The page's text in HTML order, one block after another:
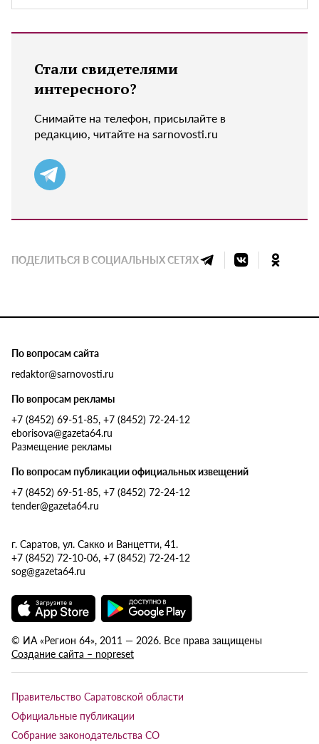
Стали свидетелями
интересного?
Снимайте на телефон, присылайте в
редакцию, читайте на sarnovosti.ru
ПОДЕЛИТЬСЯ В СОЦИАЛЬНЫХ СЕТЯХ
По вопросам сайта
redaktor@sarnovosti.ru
По вопросам рекламы
+7 (8452) 69-51-85, +7 (8452) 72-24-12
eborisova@gazeta64.ru
Размещение рекламы
По вопросам публикации официальных извещений
+7 (8452) 69-51-85, +7 (8452) 72-24-12
tender@gazeta64.ru
г. Саратов, ул. Сакко и Ванцетти, 41.
+7 (8452) 72-10-06, +7 (8452) 72-24-12
sog@gazeta64.ru
© ИА «Регион 64», 2011 — 2026. Все права защищены
Создание сайта – nopreset
Правительство Саратовской области
Официальные публикации
Собрание законодательства СО